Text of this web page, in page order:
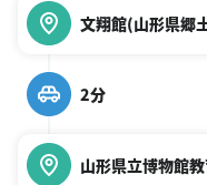
文翔館(山形県郷
2分
山形県立博物館